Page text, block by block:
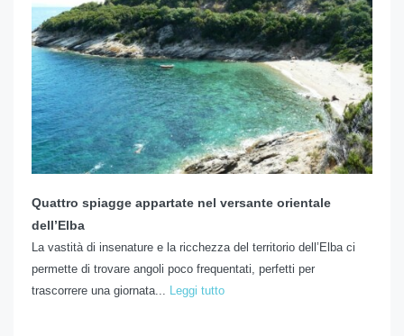
Quattro spiagge appartate nel versante orientale
dell’Elba
La vastità di insenature e la ricchezza del territorio dell’Elba ci
permette di trovare angoli poco frequentati, perfetti per
trascorrere una giornata... Leggi tutto